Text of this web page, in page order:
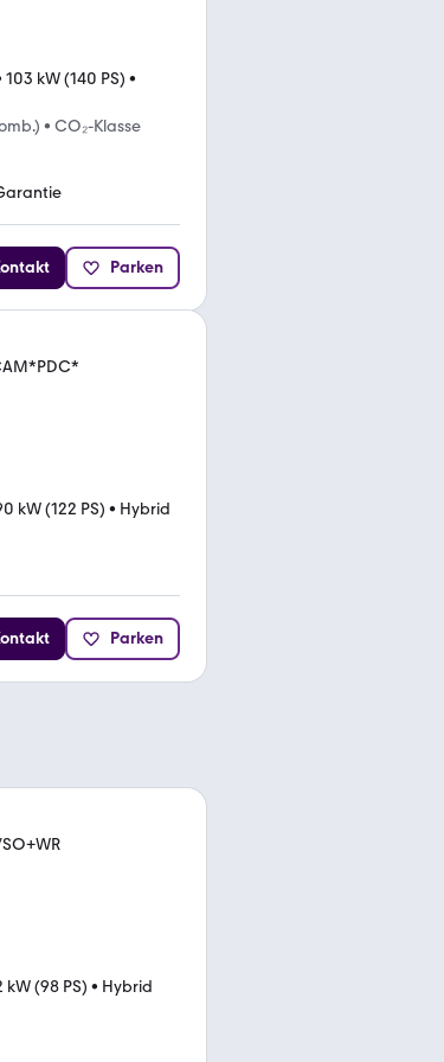
103 kW (140 PS) •
• CO₂-Klasse
Parken
kW (122 PS) • Hybrid
Parken
kW (98 PS) • Hybrid